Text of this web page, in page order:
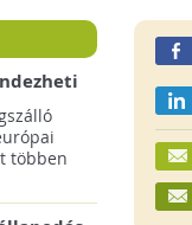
többen